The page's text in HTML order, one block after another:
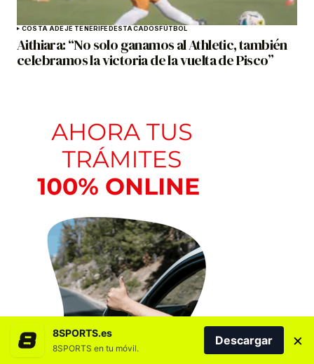
COSTA ADEJE TENERIFEDESTACADOSFÚTBOL
Aithiara: “No solo ganamos al Athletic, también
celebramos la victoria de la vuelta de Pisco”
8SPORTS.es
8SPORTS en tu móvil.
Descargar ×